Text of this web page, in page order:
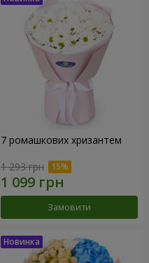
7 ромашкових хризантем
1 293 грн
Замовити